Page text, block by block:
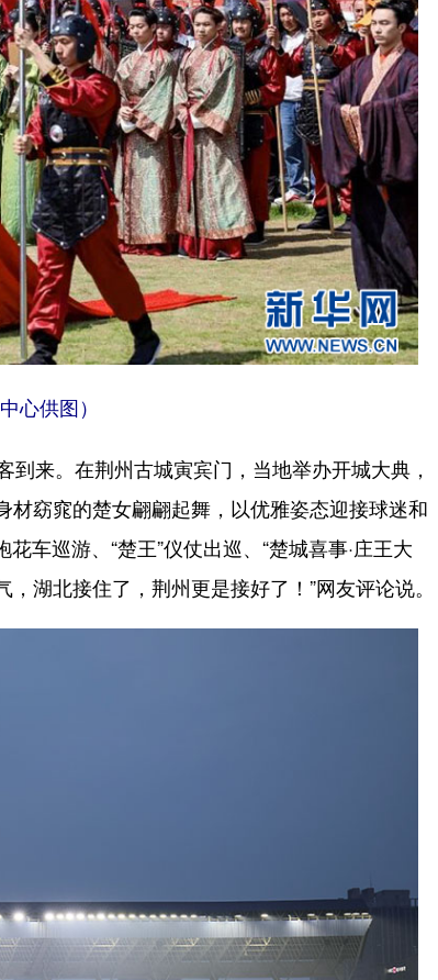
心供图）
来。在荆州古城寅宾门，当地举办开城大典，
材窈窕的楚女翩翩起舞，以优雅姿态迎接球迷和
车巡游、“楚王”仪仗出巡、“楚城喜事·庄王大
湖北接住了，荆州更是接好了！”网友评论说。